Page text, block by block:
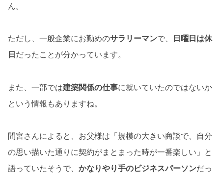
ん。
ただし、一般企業にお勤めのサラリーマンで、
日曜日は休
日だったことが分かっています。
また、一部では建築関係の仕事に就いていたのではないか
という情報もありますね。
間宮さんによると、お父様は「規模の大きい商談で、自分
の思い描いた通りに契約がまとまった時が一番楽しい」と
語っていたそうで、 かなりやり手のビジネスパーソンだっ